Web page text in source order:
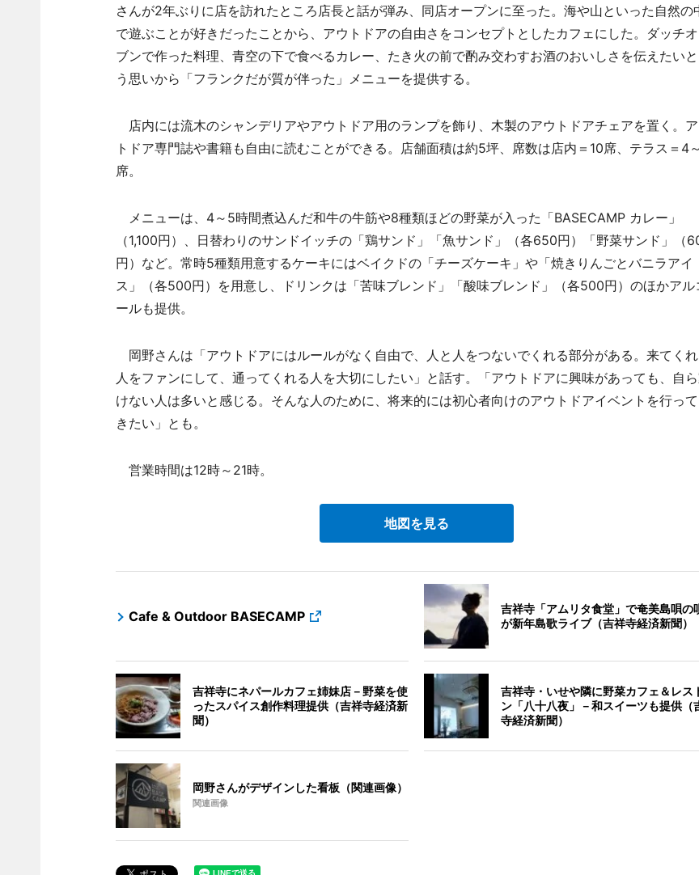
さんが2年ぶりに店を訪れたところ店長と話が弾み、同店オープンに至った。海や山といった自然の
で遊ぶことが好きだったことから、アウトドアの自由さをコンセプトとしたカフェにした。ダッチ
ブンで作った料理、青空の下で食べるカレー、たき火の前で酌み交わすお酒のおいしさを伝えたい
う思いから「フランクだが質が伴った」メニューを提供する。
店内には流木のシャンデリアやアウトドア用のランプを飾り、木製のアウトドアチェアを置く。
トドア専門誌や書籍も自由に読むことができる。店舗面積は約5坪、席数は店内＝10席、テラス＝4
席。
メニューは、4～5時間煮込んだ和牛の牛筋や8種類ほどの野菜が入った「BASECAMP カレー」
（1,100円）、日替わりのサンドイッチの「鶏サンド」「魚サンド」（各650円）「野菜サンド」（
円）など。常時5種類用意するケーキにはベイクドの「チーズケーキ」や「焼きりんごとバニラアイ
ス」（各500円）を用意し、ドリンクは「苦味ブレンド」「酸味ブレンド」（各500円）のほかアル
ールも提供。
岡野さんは「アウトドアにはルールがなく自由で、人と人をつないでくれる部分がある。来てく
人をファンにして、通ってくれる人を大切にしたい」と話す。「アウトドアに興味があっても、自
けない人は多いと感じる。そんな人のために、将来的には初心者向けのアウトドアイベントを行っ
きたい」とも。
営業時間は12時～21時。
地図を見る
Cafe & Outdoor BASECAMP
吉祥寺「アムリタ食堂」で奄美島唄の
が新年島歌ライブ（吉祥寺経済新聞）
吉祥寺にネパールカフェ姉妹店－野菜を使
ったスパイス創作料理提供（吉祥寺経済新
聞）
吉祥寺・いせや隣に野菜カフェ＆レス
ン「八十八夜」－和スイーツも提供（
寺経済新聞）
岡野さんがデザインした看板（関連画像）
関連画像